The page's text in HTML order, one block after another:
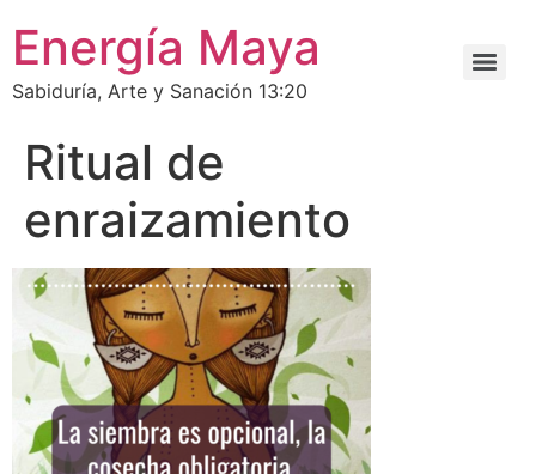
Energía Maya
Sabiduría, Arte y Sanación 13:20
Ritual de
enraizamiento